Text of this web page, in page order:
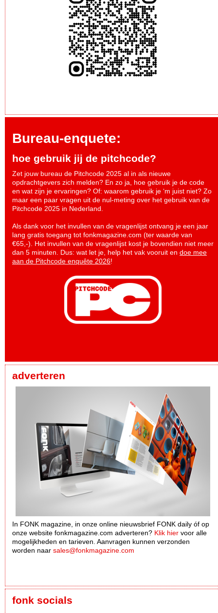
Bureau-enquete:
hoe gebruik jij de pitchcode?
Zet jouw bureau de Pitchcode 2025 al in als nieuwe
opdrachtgevers zich melden? En zo ja, hoe gebruik je de code
en wat zijn je ervaringen? Of: waarom gebruik je ‘m juist niet? Zo
maar een paar vragen uit de nul-meting over het gebruik van de
Pitchcode 2025 in Nederland.
Als dank voor het invullen van de vragenlijst ontvang je een jaar
lang gratis toegang tot fonkmagazine.com (ter waarde van
€65,-). Het invullen van de vragenlijst kost je bovendien niet meer
dan 5 minuten. Dus: wat let je, help het vak vooruit en doe mee
aan de Pitchcode enquête 2026!
adverteren
In FONK magazine, in onze online nieuwsbrief FONK daily óf op
onze website fonkmagazine.com adverteren? Klik hier voor alle
mogelijkheden en tarieven. Aanvragen kunnen verzonden
worden naar sales@fonkmagazine.com
fonk socials